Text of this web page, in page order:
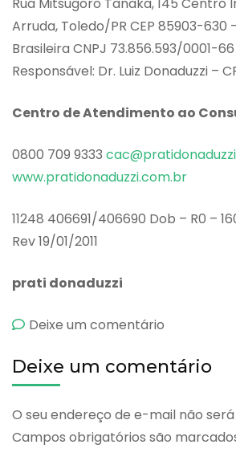
Arruda, Toledo/PR CEP 85903-630
Brasileira CNPJ 73.856.593/0001-
Responsável: Dr. Luiz Donaduzzi –
Centro de Atendimento ao
0800 709 9333
www.pratidonaduzzi.com.br
11248 406691/406690 Dob – R0 –
Rev 19/01/2011
prati donaduzzi
Deixe um comentário
Deixe um comentário
O seu endereço de e-mail não
Campos obrigatórios são